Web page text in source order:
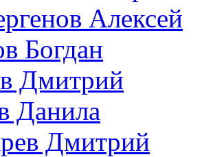
Алексей
Богдан
Дмитрий
Данила
Дмитрий